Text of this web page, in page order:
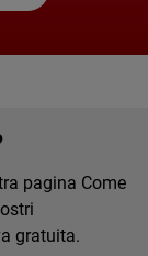
pagina Come
gratuita.